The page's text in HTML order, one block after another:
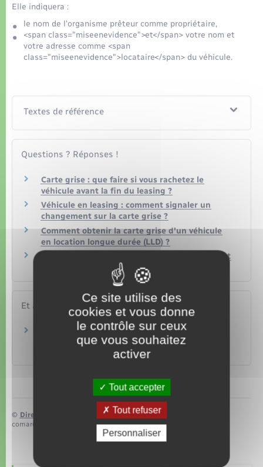
Commerces - Entreprises - Emploi
Voirie et espace public
Elle indiquera :
le nom de l'organisme prêteur comme propriétaire,
<span class="miseenevidence">et</span> votre nom et
votre adresse comme <span
class="miseenevidence">locataire</span> du véhicule.
Textes de référence
Questions ? Réponses !
Carte grise : que faire si vous rachetez le
véhicule avant la fin du leasing ?
Véhicule en leasing : comment signaler un
changement sur la carte grise ?
Comment obtenir la carte grise d'un véhicule
en location longue durée (LLD) ?
Véhicule en leasing : que faire quand le contrat
de crédit-bail se termine ?
Et aussi
Leasing (location avec option d'achat) ou
location longue durée
Argent – Impôts – Consommation
© Direction de l’information légale et administrative
comarquage developpé parbaseo.io
Ce site utilise des
cookies et vous donne
le contrôle sur ceux
que vous souhaitez
activer
Tout accepter
Tout refuser
Personnaliser